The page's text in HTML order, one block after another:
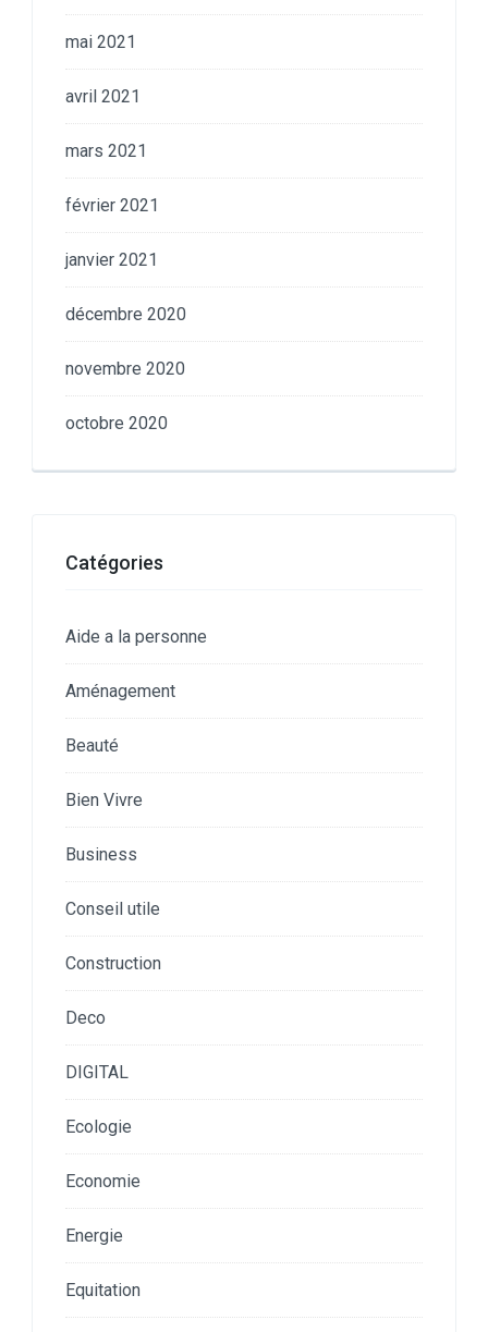
mai 2021
avril 2021
mars 2021
février 2021
janvier 2021
décembre 2020
novembre 2020
octobre 2020
Catégories
Aide a la personne
Aménagement
Beauté
Bien Vivre
Business
Conseil utile
Construction
Deco
DIGITAL
Ecologie
Economie
Energie
Equitation